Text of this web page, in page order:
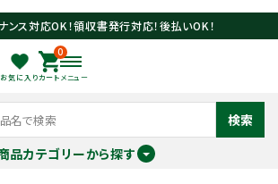
ンス対応OK！領収書発行対応！後払いOK！
お気に入り
0
カート メニュー
検索
品カテゴリーから探す